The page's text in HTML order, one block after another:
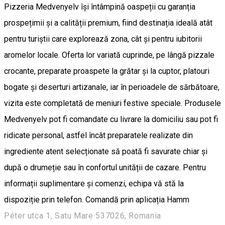
Pizzeria Medvenyelv își întâmpină oaspeții cu garanția
prospețimii și a calității premium, fiind destinația ideală atât
pentru turiștii care explorează zona, cât și pentru iubitorii
aromelor locale. Oferta lor variată cuprinde, pe lângă pizzale
crocante, preparate proaspete la grătar și la cuptor, platouri
bogate și deserturi artizanale, iar în perioadele de sărbătoare,
vizita este completată de meniuri festive speciale. Produsele
Medvenyelv pot fi comandate cu livrare la domiciliu sau pot fi
ridicate personal, astfel încât preparatele realizate din
ingrediente atent selecționate să poată fi savurate chiar și
după o drumeție sau în confortul unității de cazare. Pentru
informații suplimentare și comenzi, echipa vă stă la
dispoziție prin telefon. Comandă prin aplicația Hamm
Péter utca 1, Satu Mare 537026, Romania